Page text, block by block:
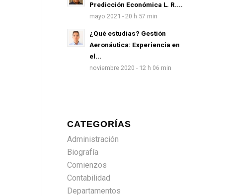
Predicción Económica L. R....
mayo 2021 - 20 h 57 min
¿Qué estudias? Gestión
Aeronáutica: Experiencia en
el...
noviembre 2020 - 12 h 06 min
CATEGORÍAS
Administración
Biografía
Comienzos
Contabilidad
Departamentos